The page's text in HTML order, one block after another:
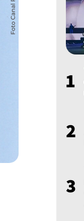
1
2
3